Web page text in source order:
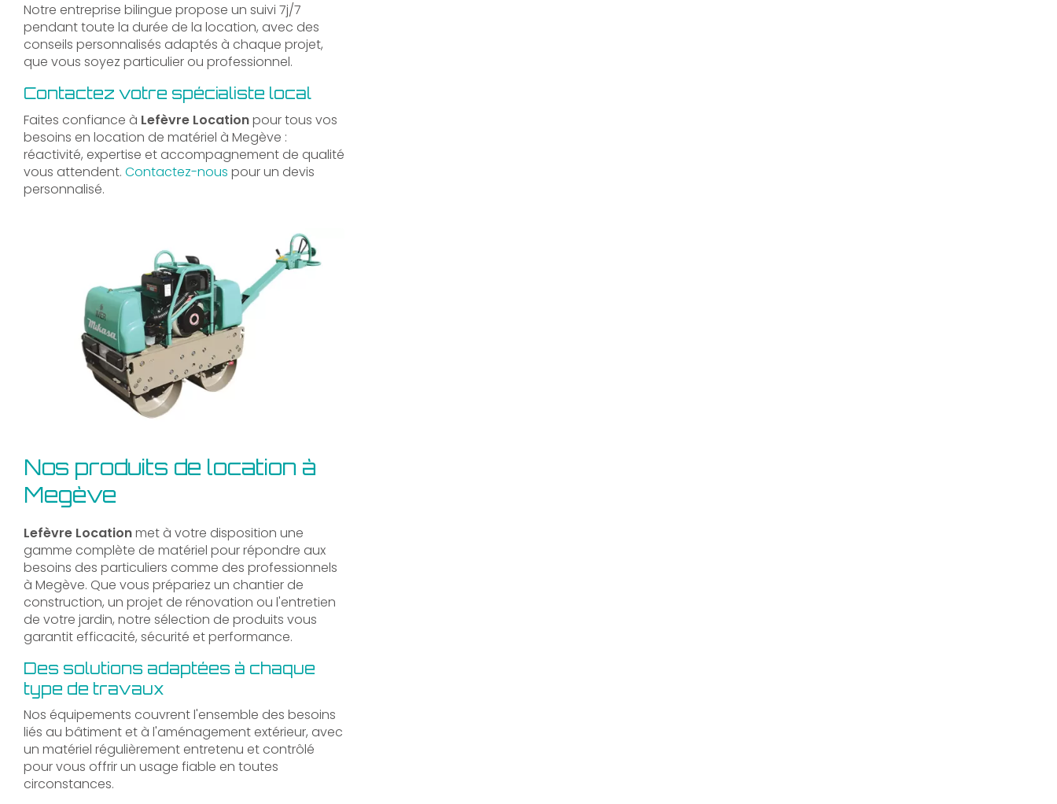
Notre entreprise bilingue propose un suivi 7j/7
pendant toute la durée de la location, avec des
conseils personnalisés adaptés à chaque projet,
que vous soyez particulier ou professionnel.
Contactez votre spécialiste local
Faites confiance à Lefèvre Locationpour tous vos
besoins en location de matériel à Megève :
réactivité, expertise et accompagnement de qualité
vous attendent. Contactez-nous pour un devis
personnalisé.
Nos produits de location à
Megève
Lefèvre Locationmet à votre disposition une
gamme complète de matériel pour répondre aux
besoins des particuliers comme des professionnels
à Megève. Que vous prépariez un chantier de
construction, un projet de rénovation ou l'entretien
de votre jardin, notre sélection de produits vous
garantit efficacité, sécurité et performance.
Des solutions adaptées à chaque
type de travaux
Nos équipements couvrent l'ensemble des besoins
liés au bâtiment et à l'aménagement extérieur, avec
un matériel régulièrement entretenu et contrôlé
pour vous offrir un usage fiable en toutes
circonstances.